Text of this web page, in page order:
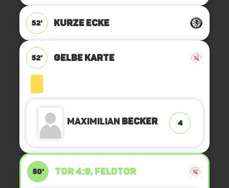
52' KURZE ECKE
52' GELBE KARTE
Maximilian Becker 4
50' TOR 4:8, FELDTOR